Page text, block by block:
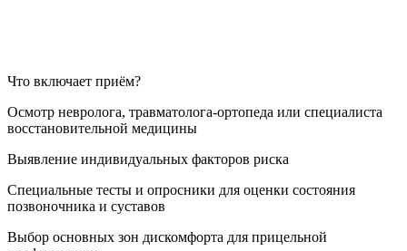
Что включает приём?
Осмотр невролога, травматолога-ортопеда или специалиста
восстановительной медицины
Выявление индивидуальных факторов риска
Специальные тесты и опросники для оценки состояния
позвоночника и суставов
Выбор основных зон дискомфорта для прицельной